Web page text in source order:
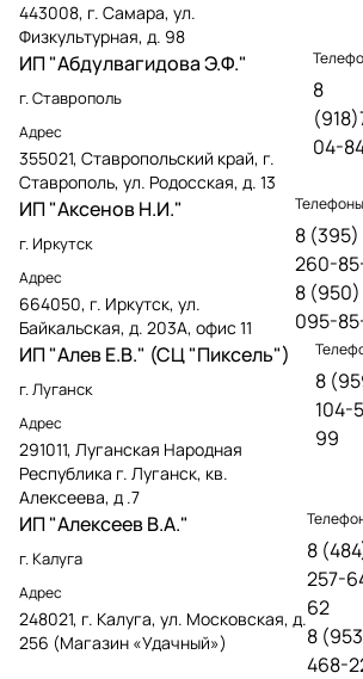
443008, г. Самара, ул.
Физкультурная, д. 98
ИП "Абдулвагидова Э.Ф."
г. Ставрополь
Адрес
355021, Ставропольский край, г.
Ставрополь, ул. Родосская, д. 13
8
04-
ИП "Аксенов Н.И."
г. Иркутск
Адрес
664050, г. Иркутск, ул.
Байкальская, д. 203А, офис 11
Телефоны
8 (395)
260-
8 (950)
095-
ИП "Алев Е.В." (СЦ "Пиксель")
г. Луганск
Адрес
291011, Луганская Народная
Республика г. Луганск, кв.
Алексеева, д .7
8
104-
99
ИП "Алексеев В.А."
г. Калуга
Адрес
248021, г. Калуга, ул. Московская, д.
256 (Магазин «Удачный»)
8
257-
62
8
468-